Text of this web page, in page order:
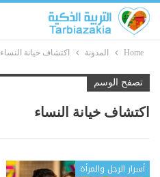
Home المدونة اكتشاف خيانة النساء
تصفح الوسم
اكتشاف خيانة النساء
أسرار الرجل والمرأة